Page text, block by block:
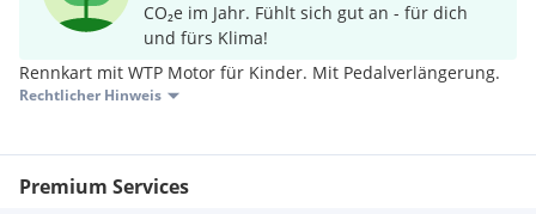
CO₂e im Jahr. Fühlt sich gut an - für dich
und fürs Klima!
Rennkart mit WTP Motor für Kinder. Mit Pedalverlängerung.
Rechtlicher Hinweis
Premium Services